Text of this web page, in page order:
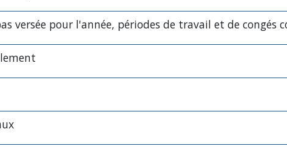
versée pour l'année, périodes de travail et de congés